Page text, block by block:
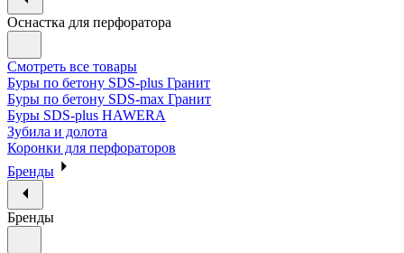
Оснастка для перфоратора
Смотреть все товары
Буры по бетону SDS-plus Гранит
Буры по бетону SDS-max Гранит
Буры SDS-plus HAWERA
Зубила и долота
Коронки для перфораторов
Бренды
Бренды